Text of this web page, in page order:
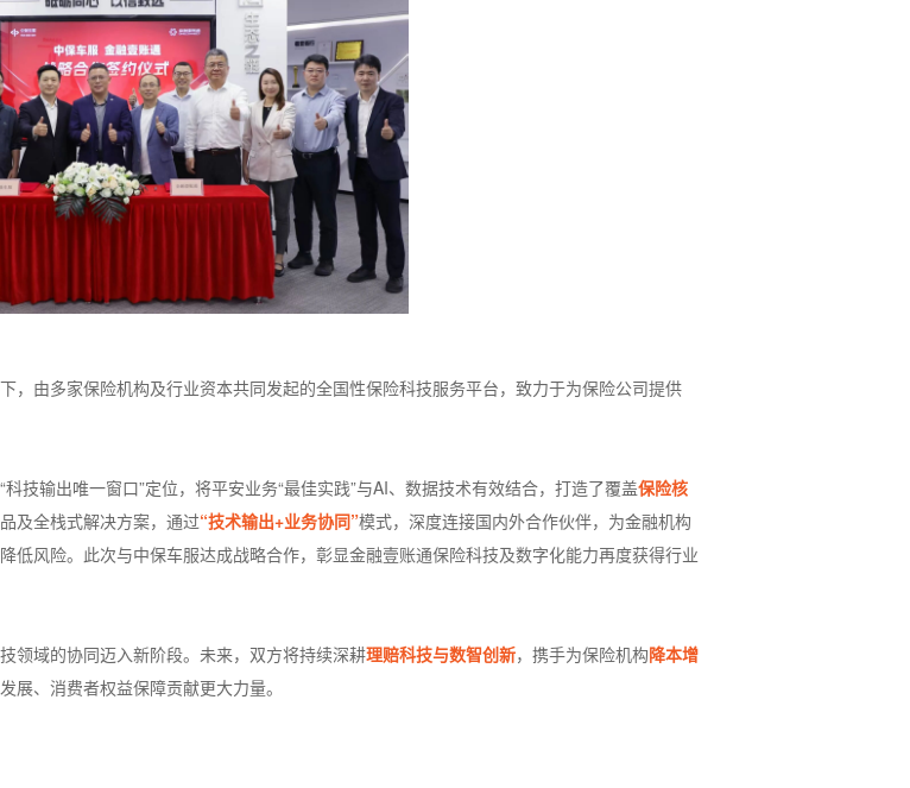
，由多家保险机构及行业资本共同发起的全国性保险科技服务平台，致力于为保险公司提供
技输出唯一窗口”定位，将平安业务“最佳实践”与AI、数据技术有效结合，打造了覆盖保险核
及全栈式解决方案，通过“技术输出+业务协同”模式，深度连接国内外合作伙伴，为金融机构
低风险。此次与中保车服达成战略合作，彰显金融壹账通保险科技及数字化能力再度获得行业
领域的协同迈入新阶段。未来，双方将持续深耕理赔科技与数智创新，携手为保险机构降本增
展、消费者权益保障贡献更大力量。